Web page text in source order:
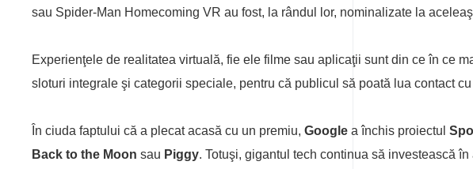
sau Spider-Man Homecoming VR au fost, la rândul lor, nominalizate la
Experienţele de realitatea virtuală, fie ele filme sau aplicaţii sunt din ce în ce
sloturi integrale şi categorii speciale, pentru că publicul să poată lua contact
În ciuda faptului că a plecat acasă cu un premiu, Google a închis proiectul
Back to the Moon sau Piggy. Totuşi, gigantul tech continua să investească